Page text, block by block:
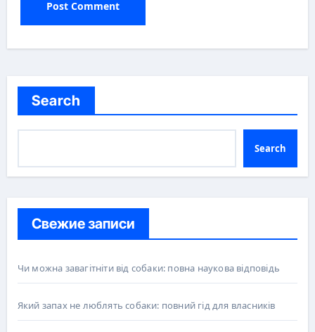
Search
Search
Свежие записи
Чи можна завагітніти від собаки: повна наукова відповідь
Який запах не люблять собаки: повний гід для власників